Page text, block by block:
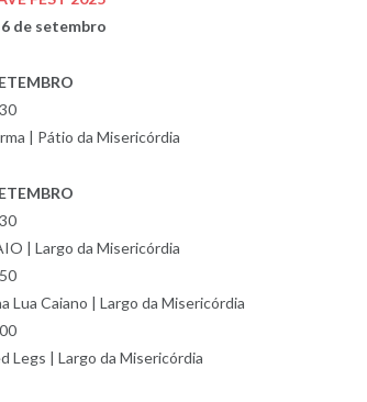
6 de setembro
| Pátio da Misericórdia
| Largo da Misericórdia
Lua Caiano | Largo da Misericórdia
Legs | Largo da Misericórdia